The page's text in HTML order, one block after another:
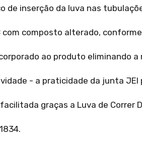
de inserção da luva nas
com composto alterado,
ao produto eliminando
- a praticidade da junta
graças a Luva de Correr